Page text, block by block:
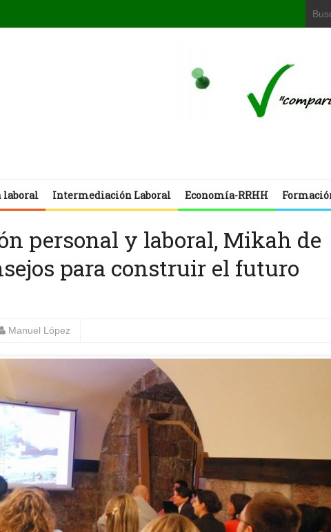
laboral Intermediación Laboral Economía-RRHH
personal y laboral, Mikah de
para construir el futuro
Manuel López